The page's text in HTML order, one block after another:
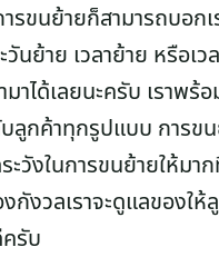
ารขนย้ายก็สามารถบอกเ
วันย้าย เวลาย้าย หรือเว
มาได้เลยนะครับ เราพร้
ลูกค้าทุกรูปแบบ การข
ระวังในการขนย้ายให้มา
กังวลเราจะดูแลของให้
รับ